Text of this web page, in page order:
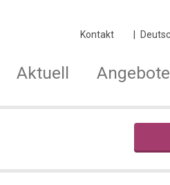
Kontakt
Aktuell Angebote